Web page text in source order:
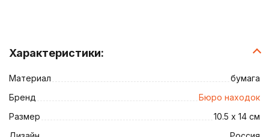
Характеристики:
Материал
бумага
Бренд
Бюро находок
Размер
10.5 х 14 см